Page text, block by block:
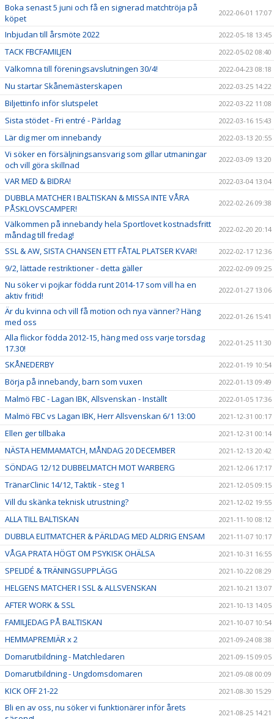
Boka senast 5 juni och få en signerad matchtröja på
köpet
2022-06-01 17:07
Inbjudan till årsmöte 2022 2022-05-18 13:45
TACK FBCFAMILJEN 2022-05-02 08:40
Välkomna till föreningsavslutningen 30/4! 2022-04-23 08:18
Nu startar Skånemästerskapen 2022-03-25 14:22
Biljettinfo inför slutspelet 2022-03-22 11:08
Sista stödet - Fri entré - Pärldag 2022-03-16 15:43
Lär dig mer om innebandy 2022-03-13 20:55
Vi söker en försäljningsansvarig som gillar utmaningar
och vill göra skillnad
2022-03-09 13:20
VAR MED & BIDRA! 2022-03-04 13:04
DUBBLA MATCHER I BALTISKAN & MISSA INTE VÅRA
PÅSKLOVSCAMPER!
2022-02-26 09:38
Välkommen på innebandy hela Sportlovet kostnadsfritt
måndag till fredag!
2022-02-20 20:14
SSL & AW, SISTA CHANSEN ETT FÅTAL PLATSER KVAR! 2022-02-17 12:36
9/2, lättade restriktioner - detta gäller 2022-02-09 09:25
Nu söker vi pojkar födda runt 2014-17 som vill ha en
aktiv fritid!
2022-01-27 13:06
Är du kvinna och vill få motion och nya vänner? Häng
med oss
2022-01-26 15:41
Alla flickor födda 2012-15, häng med oss varje torsdag
17.30!
2022-01-25 11:30
SKÅNEDERBY 2022-01-19 10:54
Börja på innebandy, barn som vuxen 2022-01-13 09:49
Malmö FBC - Lagan IBK, Allsvenskan - Inställt 2022-01-05 17:36
Malmö FBC vs Lagan IBK, Herr Allsvenskan 6/1 13:00 2021-12-31 00:17
Ellen ger tillbaka 2021-12-31 00:14
NÄSTA HEMMAMATCH, MÅNDAG 20 DECEMBER 2021-12-13 20:42
SÖNDAG 12/12 DUBBELMATCH MOT WARBERG 2021-12-06 17:17
TränarClinic 14/12, Taktik - steg 1 2021-12-05 09:15
Vill du skänka teknisk utrustning? 2021-12-02 19:55
ALLA TILL BALTISKAN 2021-11-10 08:12
DUBBLA ELITMATCHER & PÄRLDAG MED ALDRIG ENSAM 2021-11-07 10:17
VÅGA PRATA HÖGT OM PSYKISK OHÄLSA 2021-10-31 16:55
SPELIDÉ & TRÄNINGSUPPLÄGG 2021-10-22 08:29
HELGENS MATCHER I SSL & ALLSVENSKAN 2021-10-21 13:07
AFTER WORK & SSL 2021-10-13 14:05
FAMILJEDAG PÅ BALTISKAN 2021-10-07 10:54
HEMMAPREMIÄR x 2 2021-09-24 08:38
Domarutbildning - Matchledaren 2021-09-15 09:05
Domarutbildning - Ungdomsdomaren 2021-09-08 00:09
KICK OFF 21-22 2021-08-30 15:29
Bli en av oss, nu söker vi funktionärer inför årets
2021-08-25 14:21